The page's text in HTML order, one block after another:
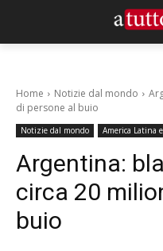
Home Notizie dal mondo
di persone al buio
Notizie dal mondo America Latina
Argentina:
circa 20
buio